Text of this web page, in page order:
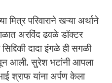
परिवाराने खऱ्या अर्थाने
अरविंद ढवळे डॉक्टर
दादा इंगळे ही सगळी
आली. सुरेश भटांनी आपला
श्राफ यांना अर्पण केला